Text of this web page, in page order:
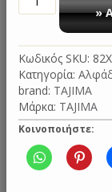
ΡΥΘΜΙΖΟΜΕΝΗΣ
ΓΩΝΙΑΣ
SLT
100
TAJIMA
ποσότητα
»
Κωδικός SKU:
Κατηγορία:
brand: TAJIMA
Μάρκα: TAJIMA
Κοινοποιήστε: